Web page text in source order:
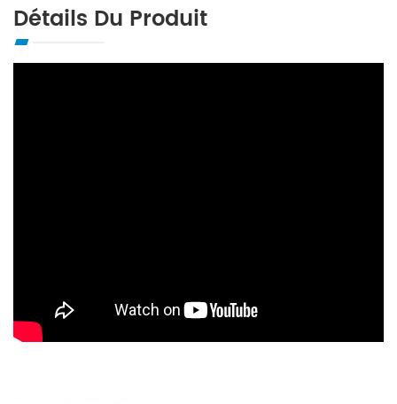
Détails Du Produit